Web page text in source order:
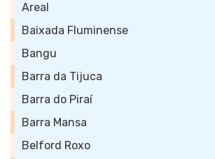
Areal
Baixada Fluminense
Bangu
Barra da Tijuca
Barra do Piraí
Barra Mansa
Belford Roxo